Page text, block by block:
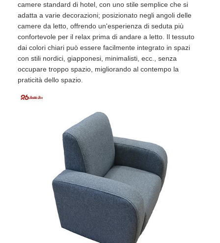
camere standard di hotel, con uno stile semplice che si
adatta a varie decorazioni; posizionato negli angoli delle
camere da letto, offrendo un'esperienza di seduta più
confortevole per il relax prima di andare a letto. Il tessuto
dai colori chiari può essere facilmente integrato in spazi
con stili nordici, giapponesi, minimalisti, ecc., senza
occupare troppo spazio, migliorando al contempo la
praticità dello spazio.